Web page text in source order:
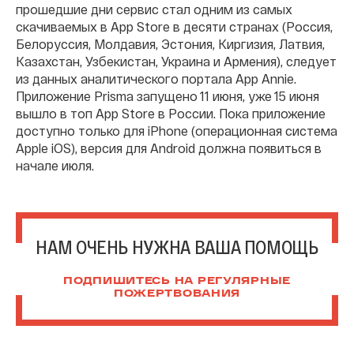
прошедшие дни сервис стал одним из самых
скачиваемых в App Store в десяти странах (Россия,
Белоруссия, Молдавия, Эстония, Киргизия, Латвия,
Казахстан, Узбекистан, Украина и Армения), следует
из данных аналитического портала App Annie.
Приложение Prisma запущено 11 июня, уже 15 июня
вышло в топ App Store в России. Пока приложение
доступно только для iPhone (операционная система
Apple iOS), версия для Android должна появиться в
начале июля.
НАМ ОЧЕНЬ НУЖНА ВАША ПОМОЩЬ
ПОДПИШИТЕСЬ НА РЕГУЛЯРНЫЕ
ПОЖЕРТВОВАНИЯ